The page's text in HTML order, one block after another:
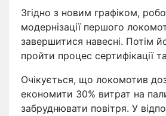
Згідно з новим графіком,
модернізації першого
завершитися навесні. Потім
пройти процес сертифікації
Очікується, що локомотив
економити 30% витрат на
забруднювати повітря. У